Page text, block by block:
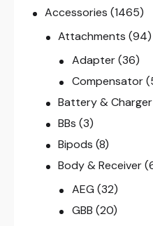
Accessories (1465)
Attachments (94)
Adapter (36)
Compensator
Battery & Charger
BBs (3)
Bipods (8)
Body & Receiver
AEG (32)
GBB (20)